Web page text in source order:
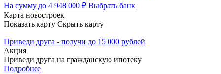
На сумму до 4 948 000 ₽ Выбрать банк
Карта новостроек
Показать карту Скрыть карту
Приведи друга - получи до 15 000 рублей
Акция
Приведи друга на гражданскую ипотеку
Подробнее